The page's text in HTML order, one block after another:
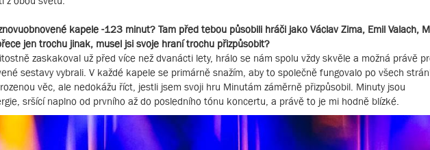
kapele -123 minut? Tam před tebou působili hráči jako Václav Zima, Emil Valach,
jen trochu jinak, musel jsi svoje hraní trochu přizpůsobit?
zaskakoval už před více než dvanácti lety, hrálo se nám spolu vždy skvěle a možná právě
sestavy vybrali. V každé kapele se primárně snažím, aby to společně fungovalo po všech
věc, ale nedokážu říct, jestli jsem svoji hru Minutám záměrně přizpůsobil. Minuty jsou
sršící naplno od prvního až do posledního tónu koncertu, a právě to je mi hodně blízké.